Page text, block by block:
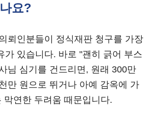
요?
뢰인분들이 정식재판 청구를 가장
가 있습니다. 바로 "괜히 긁어 부스
님 심기를 건드리면, 원래 300만
만 원으로 뛰거나 아예 감옥에 가
막연한 두려움 때문입니다.